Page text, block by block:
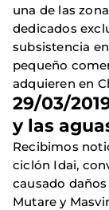
una de las
dedicados
subsistencia
pequeño
adquieren en
29/03/
y las
Recibimos
ciclón Idai,
causado
Mutare y